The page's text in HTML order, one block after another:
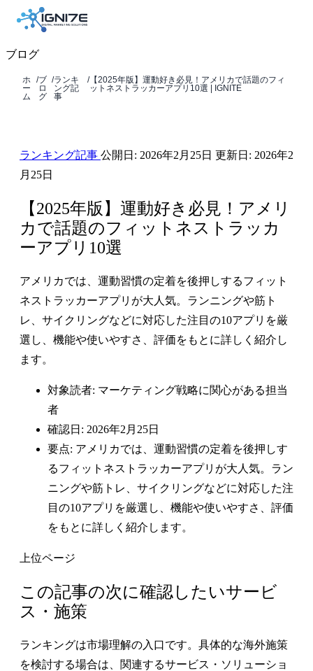
ブログ
ホ
ー
ム
/ブ
ロ
グ
/ランキ
ング記
事
/【2025年版】運動好き必見！アメリカで話題のフィ
ットネストラッカーアプリ10選 | IGNITE
ランキング記事 公開日: 2026年2月25日 更新日: 2026年2
月25日
【2025年版】運動好き必見！アメリ
カで話題のフィットネストラッカ
ーアプリ10選
アメリカでは、運動習慣の定着を後押しするフィット
ネストラッカーアプリが大人気。ランニングや筋ト
レ、サイクリングなどに対応した注目の10アプリを厳
選し、機能や使いやすさ、評価をもとに詳しく紹介し
ます。
対象読者: マーケティング戦略に関心がある担当
者
確認日: 2026年2月25日
要点: アメリカでは、運動習慣の定着を後押しす
るフィットネストラッカーアプリが大人気。ラン
ニングや筋トレ、サイクリングなどに対応した注
目の10アプリを厳選し、機能や使いやすさ、評価
をもとに詳しく紹介します。
上位ページ
この記事の次に確認したいサービ
ス・施策
ランキングは市場理解の入口です。具体的な海外施策
を検討する場合は、関連するサービス・ソリューショ